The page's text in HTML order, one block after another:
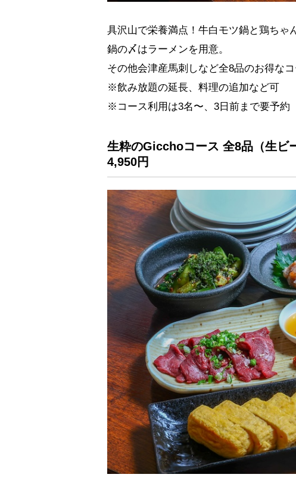
具沢山で栄養満点！牛白モツ鍋と鶏ちゃ
鍋の〆はラーメンを用意。
その他会津産馬刺しなど全8品のお得なコ
※飲み放題の延長、料理の追加など可
※コース利用は3名〜、3日前まで要予約
生粋のGicchoコース 全8品（生ビ
4,950円